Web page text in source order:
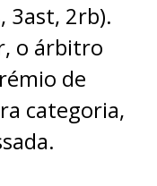
3ast, 2rb).
o árbitro
de
categoria,